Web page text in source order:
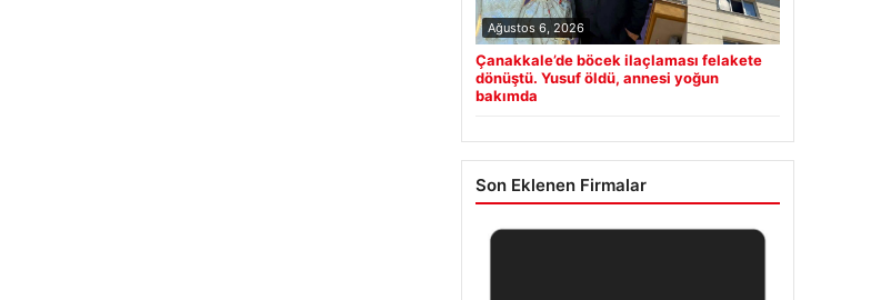
Ağustos 6, 2026
Çanakkale’de böcek ilaçlaması felakete
dönüştü. Yusuf öldü, annesi yoğun
bakımda
Son Eklenen Firmalar